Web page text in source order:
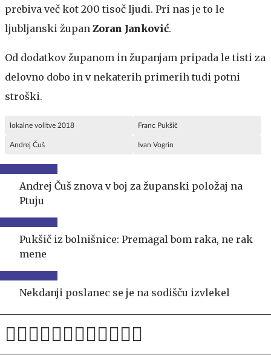
prebiva več kot 200 tisoč ljudi. Pri nas je to le
ljubljanski župan Zoran Janković.
Od dodatkov županom in županjam pripada le tisti za
delovno dobo in v nekaterih primerih tudi potni
stroški.
lokalne volitve 2018 Franc Pukšič
Andrej Čuš Ivan Vogrin
Andrej Čuš znova v boj za županski položaj na
Ptuju
Pukšič iz bolnišnice: Premagal bom raka, ne rak
mene
Nekdanji poslanec se je na sodišču izvlekel